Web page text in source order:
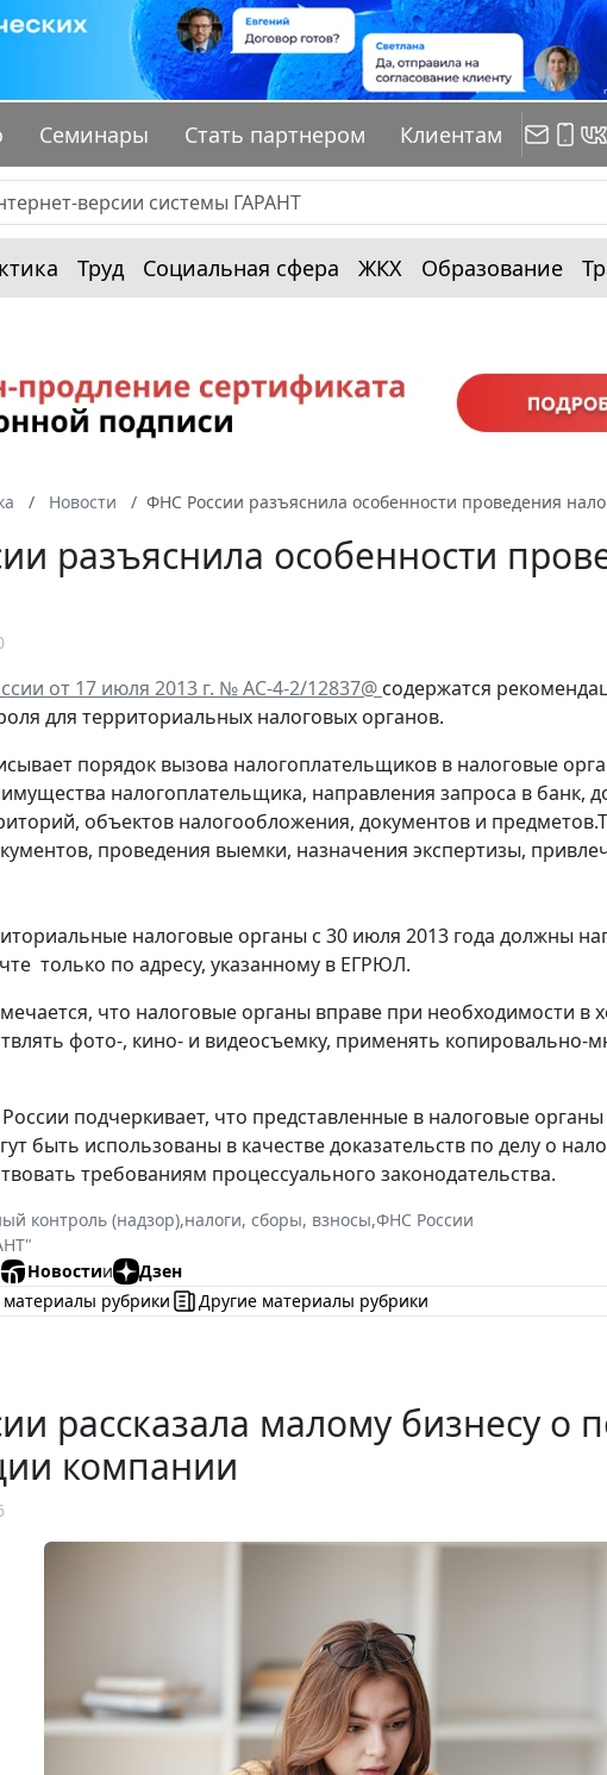
Семинары Стать партнером Клиентам
Труд Социальная сфера ЖКХ Образование
Новости ФНС России разъяснила особенности проведения
разъяснила особенности
от 17 июля 2013 г. № АС-4-2/12837@ содержатся
для территориальных налоговых органов.
порядок вызова налогоплательщиков в налоговые
налогоплательщика, направления запроса в банк,
объектов налогообложения, документов и
проведения выемки, назначения экспертизы,
налоговые органы с 30 июля 2013 года должны
только по адресу, указанному в ЕГРЮЛ.
что налоговые органы вправе при необходимости в
фото-, кино- и видеосъемку, применять копировально-
подчеркивает, что представленные в налоговые
быть использованы в качестве доказательств по делу о
требованиям процессуального законодательства.
контроль (надзор),налоги, сборы, взносы,ФНС России
Новостии
Дзен
рубрики
Другие материалы рубрики
рассказала малому бизнесу о
компании